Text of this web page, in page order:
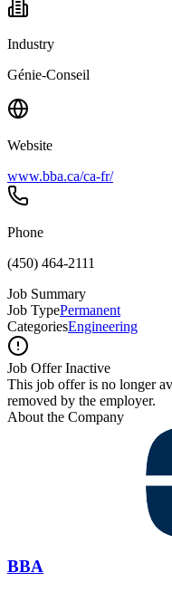
Industry
Génie-Conseil
Website
www.bba.ca/ca-fr/
Phone
(450) 464-2111
Job Summary
Job TypePermanent
CategoriesEngineering
Job Offer Inactive
This job offer is no longer
removed by the employer.
About the Company
BBA